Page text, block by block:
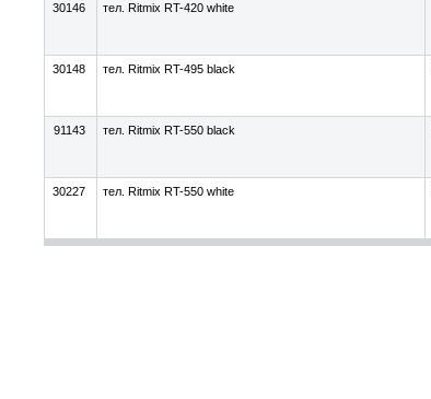
30146 тел. Ritmix RT-420 white
30148 тел. Ritmix RT-495 black
91143 тел. Ritmix RT-550 black
30227 тел. Ritmix RT-550 white